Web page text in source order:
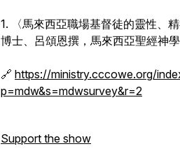
1. 〈馬來西亞職場基督徒的靈性、
博士、呂頌恩撰，馬來西亞聖經神
🔗 https://ministry.cccowe.org/
p=mdw&s=mdwsurvey&r=2
Support the show